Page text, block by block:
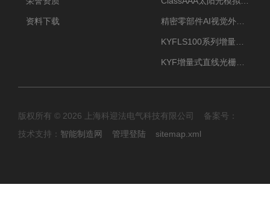
资料下载
版权所有 © 2026 上海科迎法电气科技有限公司 备案号：
技术支持： 智能制造网 管理登陆 sitemap.xml